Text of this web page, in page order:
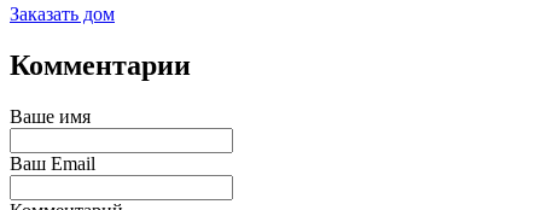
Заказать дом
Комментарии
Ваше имя
Ваш Email